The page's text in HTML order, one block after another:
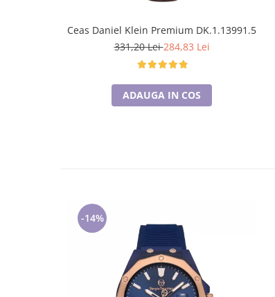
Ceas Daniel Klein Premium DK.1.13991.5
331,20 Lei284,83 Lei
ADAUGA IN COS
-14%